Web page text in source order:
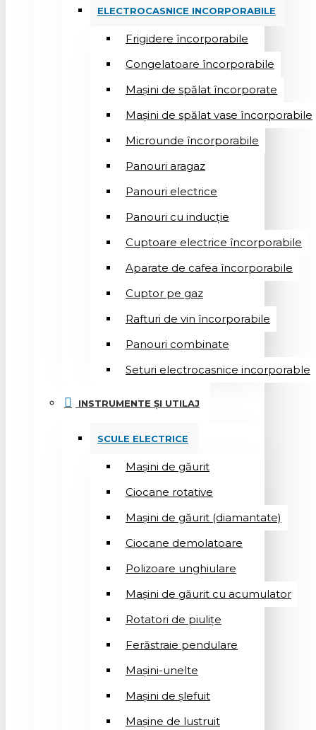
ELECTROCASNICE INCORPORABILE
Frigidere încorporabile
Congelatoare încorporabile
Mașini de spălat încorporate
Mașini de spălat vase încorporabile
Microunde încorporabile
Panouri aragaz
Panouri electrice
Panouri cu inducție
Cuptoare electrice încorporabile
Aparate de cafea încorporabile
Cuptor pe gaz
Rafturi de vin încorporabile
Panouri combinate
Seturi electrocasnice incorporable
INSTRUMENTE ȘI UTILAJ
SCULE ELECTRICE
Mașini de găurit
Ciocane rotative
Mașini de găurit (diamantate)
Ciocane demolatoare
Polizoare unghiulare
Mașini de găurit cu acumulator
Rotatori de piuliţe
Ferăstraie pendulare
Mașini-unelte
Mașini de șlefuit
Mașinе de lustruit